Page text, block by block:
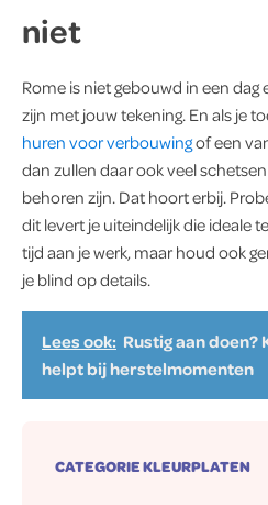
niet
Rome is niet gebouwd in een dag
zijn met jouw tekening. En als je
huren voor verbouwingof een
dan zullen daar ook veel
behoren zijn. Dat hoort erbij.
dit levert je uiteindelijk die ideale
tijd aan je werk, maar houd ook
je blind op details.
Lees ook: Rustig aan doen?
helpt bij herstelmomenten
CATEGORIE KLEURPLATEN